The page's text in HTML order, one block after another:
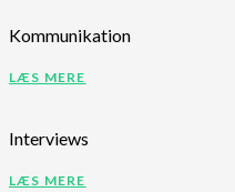
Kommunikation
LÆS MERE
Interviews
LÆS MERE